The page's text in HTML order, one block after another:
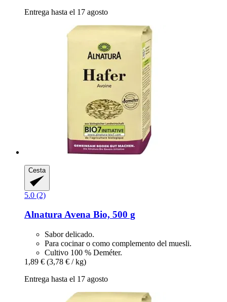
Entrega hasta el 17 agosto
Cesta
5.0 (2)
AlnaturaAvena Bio, 500 g
Sabor delicado.
Para cocinar o como complemento del muesli.
Cultivo 100 % Deméter.
1,89 € (3,78 € / kg)
Entrega hasta el 17 agosto